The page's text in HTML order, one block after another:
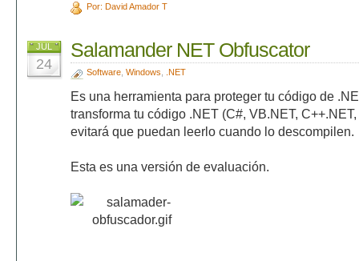
Por: David Amador T
JUL
24
Salamander NET Obfuscator
Software, Windows .NET
Es una herramienta para proteger tu código de
transforma tu código .NET (C#, VB.NET,
evitará que puedan leerlo cuando lo descompilen.
Esta es una versión de evaluación.